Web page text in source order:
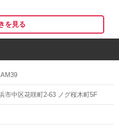
、指名で予約が埋まるセラピストへ
顔術』■□
」をベースに、小顔矯正や小顔筋
独自改良した【オリジナル小顔
ハンドの施術で、リピート率95％！
過された方のみにご連絡する可能
ください。
を見る
市中区花咲町2-63 ノグ桜木町5F